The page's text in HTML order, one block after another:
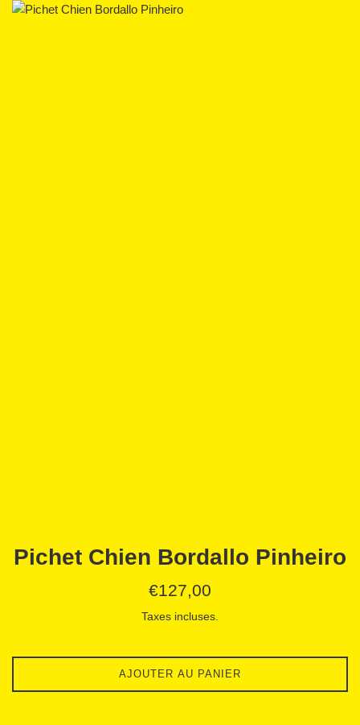
Pichet Chien Bordallo Pinheiro
Prix
€127,00
Taxes incluses.
AJOUTER AU PANIER